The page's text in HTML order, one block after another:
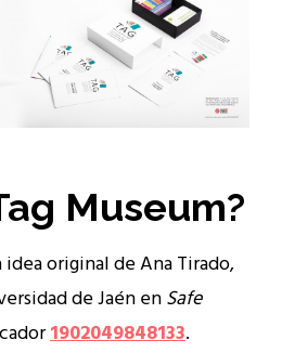
Museum?
idea original de Ana Tirado,
de Jaén enSafe
1902049848133.